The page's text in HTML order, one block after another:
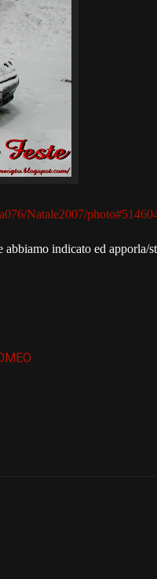
Natale2007/
indicato ed apporla/